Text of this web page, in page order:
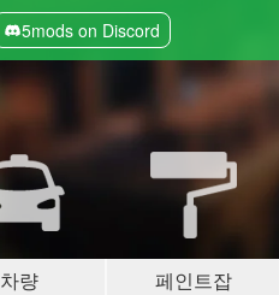
5mods on Discord
차량 페인트잡